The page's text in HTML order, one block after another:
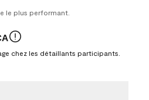
le plus performant.
chez les détaillants participants.